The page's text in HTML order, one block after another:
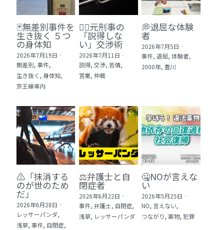
2 発達障害・精神疾患・ケア 29冊
3 身体知・非言語・情動 13冊
4 創作・芸術・神秘 30冊
5 教育・マネジメント・学修 20冊
6 セールス・マーケティング・ビジネスモデ
ル 21冊
7 ライフスタイル・防災・科学技術 12冊
8 アジア・歴史・未来予測 11冊
🎬Dramas(おすすめの小説・漫画・ドラマ・
映画)
日本語
日本語
🃏無差別事件を
生き抜く ５つ
の身体知
2026年7月19日 ·
無差別, 事件,
生き抜く, 身体知,
京王線車内
🙅‍♂️元刑事の
「説得しな
い」交渉術
2026年7月11日 ·
説得, 交渉, 苦情,
営業, 仲裁
💭退屈な体験
者
2026年7月5日 ·
事件, 退屈, 体験者,
2000年, 豊川
⚠️「抹消する
のが世のため
だ」​
2026年6月28日 ·
レッサーパンダ,
浅草, 事件, 自閉症,
⚖️弁護士と自
閉症者
2026年6月22日 ·
事件, 弁護士, 自閉症,
浅草, レッサーパンダ
🤐NOが言えな
い
2026年5月25日 ·
NO, 言えない,
つながり, 薬物, 犯罪